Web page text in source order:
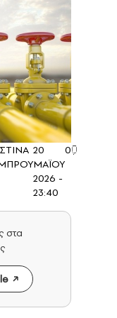
20
ΜΑΪΟΥ
2026 -
23:40
0
στα